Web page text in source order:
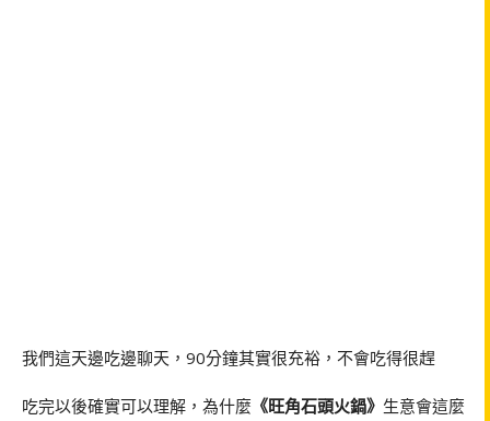
我們這天邊吃邊聊天，90分鐘其實很充裕，不會吃得很趕
吃完以後確實可以理解，為什麼 《旺角石頭火鍋》 生意會這麼